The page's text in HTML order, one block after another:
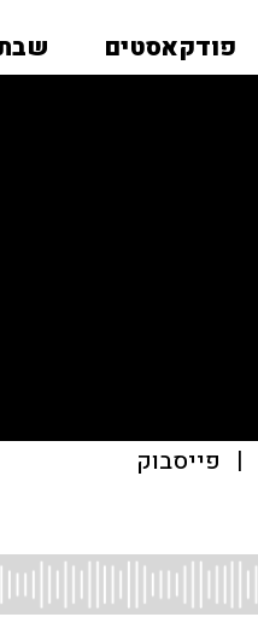
פודקאסטים
| פייסבוק